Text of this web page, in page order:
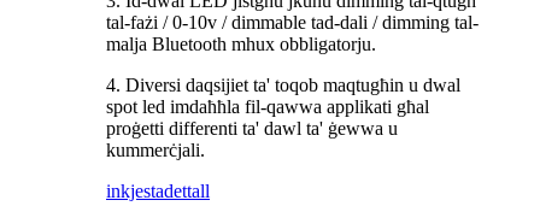
tal-fażi / 0-10v / dimmable tad-dali / dimming tal-
malja Bluetooth mhux obbligatorju.
4. Diversi daqsijiet ta' toqob maqtugħin u dwal
spot led imdaħħla fil-qawwa applikati għal
proġetti differenti ta' dawl ta' ġewwa u
kummerċjali.
inkjestadettall